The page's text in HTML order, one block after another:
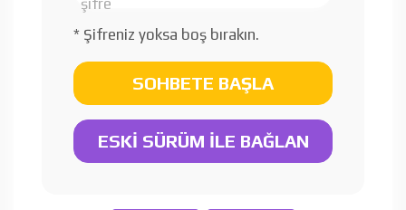
* Şifreniz yoksa boş bırakın.
SOHBETE BAŞLA
ESKİ SÜRÜM İLE BAĞLAN